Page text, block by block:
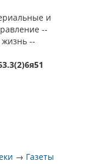
и
--
--
→ Газеты